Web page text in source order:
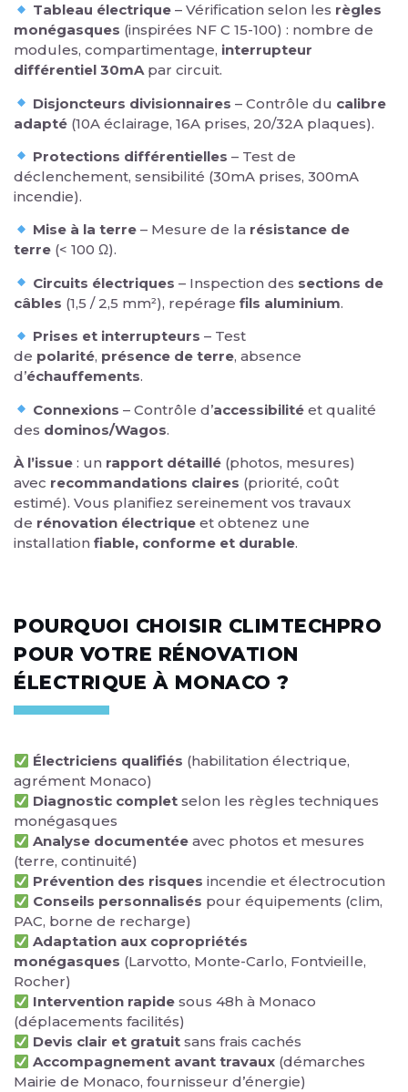
Tableau électrique – Vérification selon les règles
monégasques (inspirées NF C 15-100) : nombre de
modules, compartimentage, interrupteur
différentiel 30mApar circuit.
Disjoncteurs divisionnaires – Contrôle du calibre
adapté (10A éclairage, 16A prises, 20/32A plaques).
Protections différentielles – Test de
déclenchement, sensibilité (30mA prises, 300mA
incendie).
Mise à la terre – Mesure de la résistance de
terre (< 100 Ω).
Circuits électriques – Inspection des sections de
câbles (1,5 / 2,5 mm²), repérage fils aluminium.
Prises et interrupteurs – Test
de polarité, présence de terre, absence
d’échauffements.
Connexions – Contrôle d’accessibilité et qualité
des dominos/Wagos.
À l’issue : un rapport détaillé (photos, mesures)
avec recommandations claires (priorité, coût
estimé). Vous planifiez sereinement vos travaux
de rénovation électrique et obtenez une
installation fiable, conforme et durable.
POURQUOI CHOISIR CLIMTECHPRO
POUR VOTRE RÉNOVATION
ÉLECTRIQUE À MONACO ?
Électriciens qualifiés (habilitation électrique,
agrément Monaco)
Diagnostic complet selon les règles techniques
monégasques
Analyse documentée avec photos et mesures
(terre, continuité)
Prévention des risques incendie et électrocution
Conseils personnalisés pour équipements (clim,
PAC, borne de recharge)
Adaptation aux copropriétés
monégasques (Larvotto, Monte-Carlo, Fontvieille,
Rocher)
Intervention rapide sous 48h à Monaco
(déplacements facilités)
Devis clair et gratuit sans frais cachés
Accompagnement avant travaux (démarches
Mairie de Monaco, fournisseur d’énergie)